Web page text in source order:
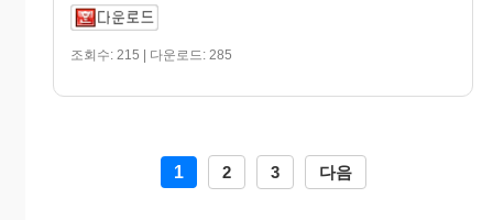
조회수: 215 | 다운로드: 285
1 2 3 다음